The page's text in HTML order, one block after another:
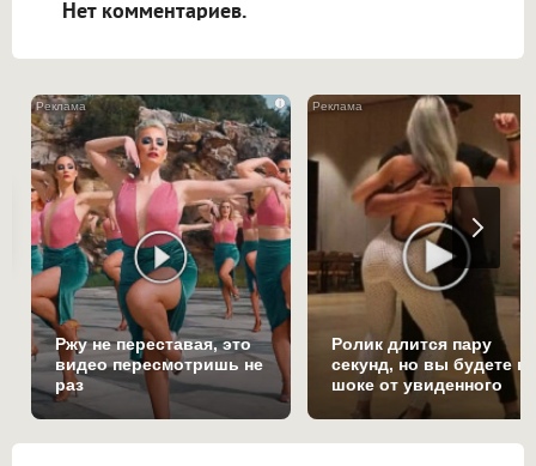
Нет комментариев.
i
Ржу не переставая, это
видео пересмотришь не
раз
Ролик длится пару
секунд, но вы будете в
шоке от увиденного